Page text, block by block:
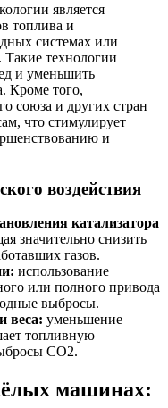
является
топлива и
системах или
технологии
и уменьшить
Кроме того,
союза и других стран
что стимулирует
и
воздействия
катализатора
значительно снизить
газов.
использование
или полного привода
выбросы.
веса: уменьшение
топливную
CO2.
машинах: